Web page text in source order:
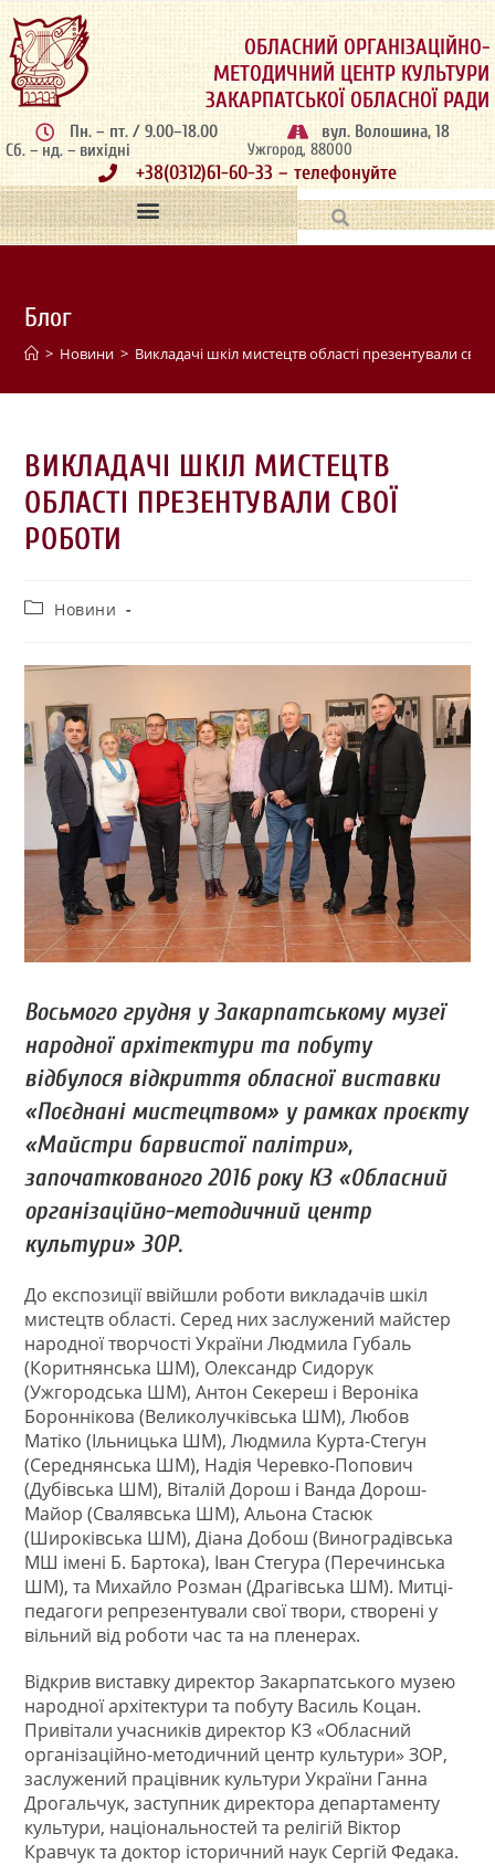
ОБЛАСНИЙ ОРГАНІЗАЦІЙНО-
МЕТОДИЧНИЙ ЦЕНТР КУЛЬТУРИ
ЗАКАРПАТСЬКОЇ ОБЛАСНОЇ РАДИ
Пн. – пт. / 9.00–18.00
Сб. – нд. – вихідні
вул. Волошина, 18
Ужгород, 88000
+38(0312)61-60-33 – телефонуйте
Блог
> Новини > Викладачі шкіл мистецтв області презентували
ВИКЛАДАЧІ ШКІЛ МИСТЕЦТВ
ОБЛАСТІ ПРЕЗЕНТУВАЛИ СВОЇ
РОБОТИ
Новини
Восьмого грудня у Закарпатському музеї
народної архітектури та побуту
відбулося відкриття обласної виставки
«Поєднані мистецтвом» у рамках проєкту
«Майстри барвистої палітри»,
започаткованого 2016 року КЗ «Обласний
організаційно-методичний центр
культури» ЗОР.
До експозиції ввійшли роботи викладачів шкіл
мистецтв області. Серед них заслужений майстер
народної творчості України Людмила Губаль
(Коритнянська ШМ), Олександр Сидорук
(Ужгородська ШМ), Антон Секереш і Вероніка
Бороннікова (Великолучківська ШМ), Любов
Матіко (Ільницька ШМ), Людмила Курта-Стегун
(Середнянська ШМ), Надія Черевко-Попович
(Дубівська ШМ), Віталій Дорош і Ванда Дорош-
Майор (Свалявська ШМ), Альона Стасюк
(Широківська ШМ), Діана Добош (Виноградівська
МШ імені Б. Бартока), Іван Стегура (Перечинська
ШМ), та Михайло Розман (Драгівська ШМ). Митці-
педагоги репрезентували свої твори, створені у
вільний від роботи час та на пленерах.
Відкрив виставку директор Закарпатського музею
народної архітектури та побуту Василь Коцан.
Привітали учасників директор КЗ «Обласний
організаційно-методичний центр культури» ЗОР,
заслужений працівник культури України Ганна
Дрогальчук, заступник директора департаменту
культури, національностей та релігій Віктор
Кравчук та доктор історичний наук Сергій Федака.